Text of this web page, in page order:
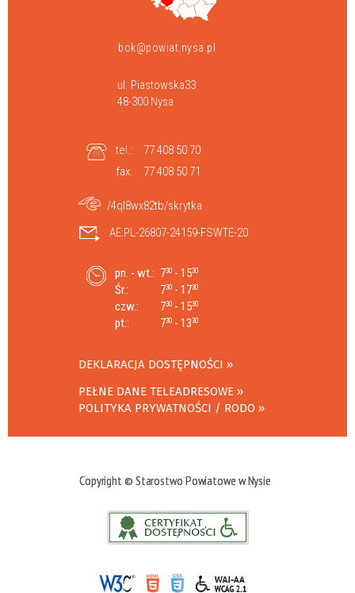
bok@powiat.nysa.pl
ul. Piastowska33
48-300 Nysa
tel.:
77 408 50 70
fax:
77 408 50 71
/4ql8wx82tb/skrytka
AE:PL-26807-24159-FSWTE-20
pn. - wt.: 730 - 1530
Śr.: 730 - 1730
czw.: 730 - 1530
pt.: 730 - 1330
DEKLARACJA DOSTĘPNOŚCI
PEŁNE DANE TELEADRESOWE
POLITYKA PRYWATNOŚCI / RODO
Copyright © Starostwo Powiatowe w Nysie